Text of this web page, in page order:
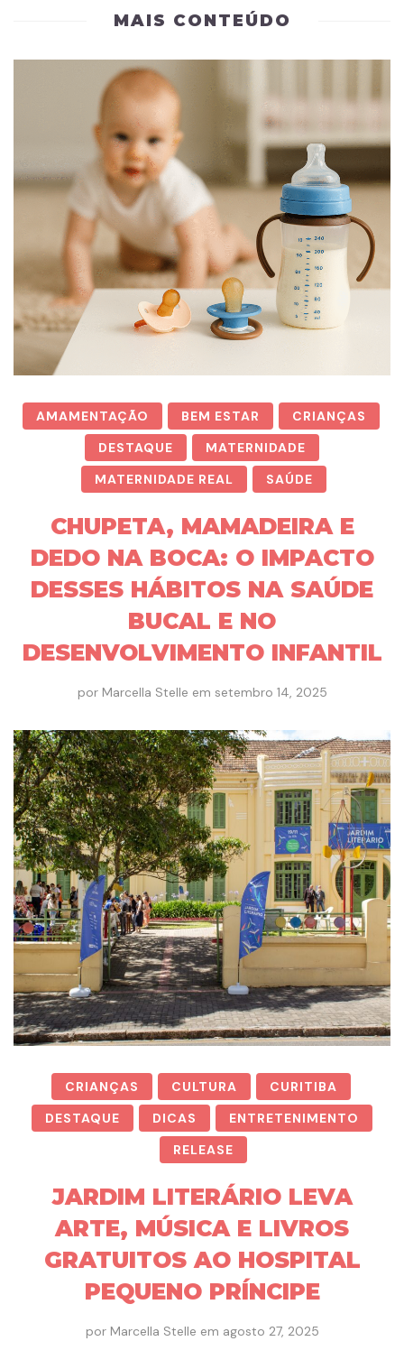
MAIS CONTEÚDO
AMAMENTAÇÃO BEM ESTAR
CRIANÇAS
DESTAQUE
MATERNIDADE
MATERNIDADE REAL
SAÚDE
CHUPETA, MAMADEIRA E
DEDO NA BOCA: O IMPACTO
DESSES HÁBITOS NA SAÚDE
BUCAL E NO
DESENVOLVIMENTO INFANTIL
por Marcella Stelle em setembro 14, 2025
CRIANÇAS CULTURA
CURITIBA
DESTAQUE
DICAS
ENTRETENIMENTO
RELEASE
JARDIM LITERÁRIO LEVA
ARTE, MÚSICA E LIVROS
GRATUITOS AO HOSPITAL
PEQUENO PRÍNCIPE
por Marcella Stelle em agosto 27, 2025